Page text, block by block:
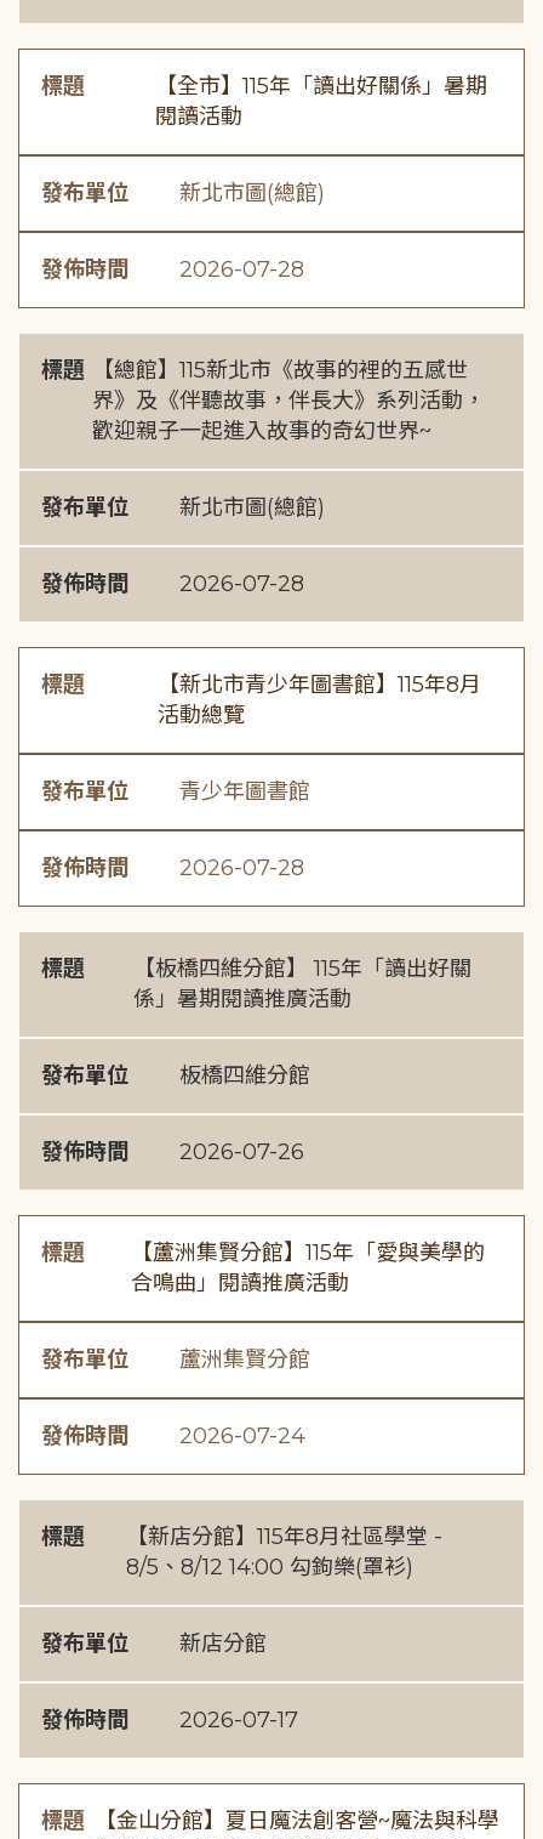
標題
【全市】115年「讀出好關係」暑期
閱讀活動
發布單位 新北市圖(總館)
發佈時間 2026-07-28
標題
【總館】115新北市《故事的裡的五感世
界》及《伴聽故事，伴長大》系列活動，
歡迎親子一起進入故事的奇幻世界~
發布單位 新北市圖(總館)
發佈時間 2026-07-28
標題
【新北市青少年圖書館】115年8月
活動總覽
發布單位 青少年圖書館
發佈時間 2026-07-28
標題
【板橋四維分館】 115年「讀出好關
係」暑期閱讀推廣活動
發布單位 板橋四維分館
發佈時間 2026-07-26
標題
【蘆洲集賢分館】115年「愛與美學的
合鳴曲」閱讀推廣活動
發布單位 蘆洲集賢分館
發佈時間 2026-07-24
標題
【新店分館】115年8月社區學堂 -
8/5、8/12 14:00 勾鉤樂(罩衫)
發布單位 新店分館
發佈時間 2026-07-17
標題
【金山分館】夏日魔法創客營~魔法與科學